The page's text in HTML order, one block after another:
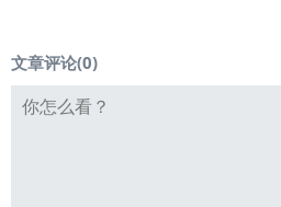
文章评论(0)